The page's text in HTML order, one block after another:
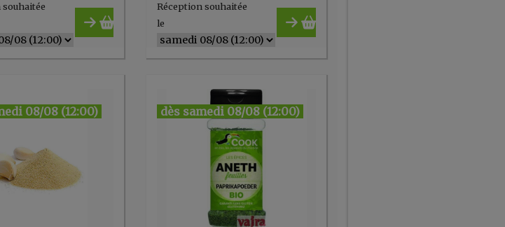
Réception souhaitée
le
08/08 (12:00) dès samedi 08/08 (12:00)